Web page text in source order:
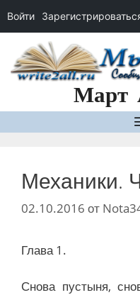
Перейти
содержимомуМарт
Механики.
02.10.2016 от
Глава 1.
Снова пустыня,
Войти